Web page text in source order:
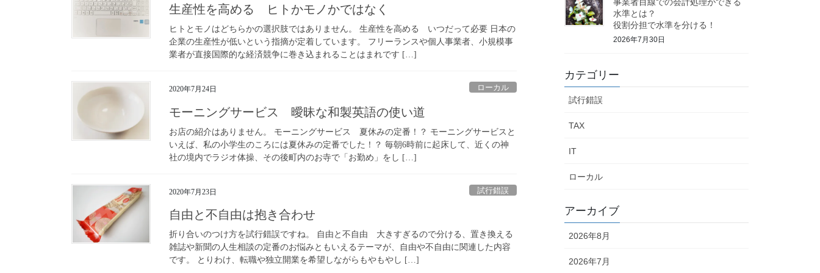
生産性を高める ヒトかモノかではなく
ヒトとモノはどちらかの選択肢ではありません。 生産性を高める いつだって必要 日本の
企業の生産性が低いという指摘が定着しています。 フリーランスや個人事業者、小規模事
業者が直接国際的な経済競争に巻き込まれることはまれです […]
2020年7月24日 ローカル
モーニングサービス 曖昧な和製英語の使い道
お店の紹介はありません。 モーニングサービス 夏休みの定番！？ モーニングサービスと
いえば、私の小学生のころには夏休みの定番でした！？ 毎朝6時前に起床して、近くの神
社の境内でラジオ体操、その後町内のお寺で「お勤め」をし […]
2020年7月23日 試行錯誤
自由と不自由は抱き合わせ
折り合いのつけ方を試行錯誤ですね。 自由と不自由 大きすぎるので分ける、置き換える
雑誌や新聞の人生相談の定番のお悩みともいえるテーマが、自由や不自由に関連した内容
です。 とりわけ、転職や独立開業を希望しながらもやもやし […]
水準とは？
役割分担で水準を分ける！
2026年7月30日
カテゴリー
試行錯誤
TAX
IT
ローカル
アーカイブ
2026年8月
2026年7月